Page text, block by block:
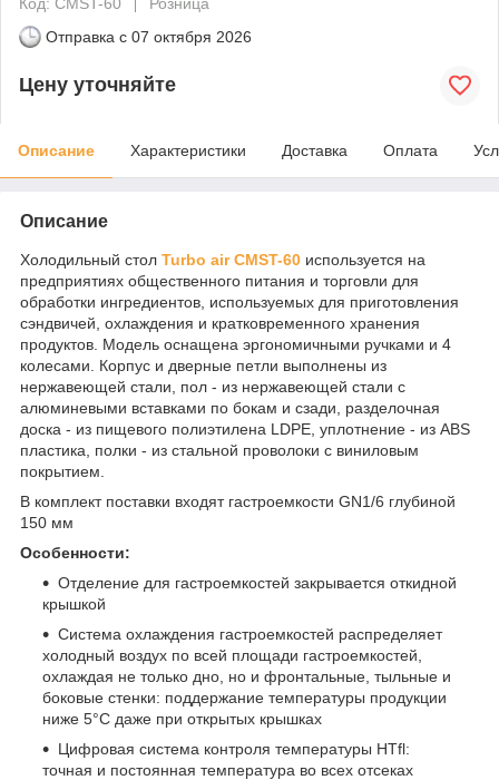
Отправка с 07 октября 2026
Цену уточняйте
Описание Характеристики Доставка Оплата
Описание
Холодильный стол Turbo air CMST-60 используется на
предприятиях общественного питания и торговли для
обработки ингредиентов, используемых для приготовления
сэндвичей, охлаждения и кратковременного хранения
продуктов. Модель оснащена эргономичными ручками и 4
колесами. Корпус и дверные петли выполнены из
нержавеющей стали, пол - из нержавеющей стали с
алюминевыми вставками по бокам и сзади, разделочная
доска - из пищевого полиэтилена LDPE, уплотнение - из ABS
пластика, полки - из стальной проволоки с виниловым
покрытием.
В комплект поставки входят гастроемкости GN1/6 глубиной
150 мм
Особенности:
Отделение для гастроемкостей закрывается откидной
крышкой
Система охлаждения гастроемкостей распределяет
холодный воздух по всей площади гастроемкостей,
охлаждая не только дно, но и фронтальные, тыльные и
боковые стенки: поддержание температуры продукции
ниже 5°С даже при открытых крышках
Цифровая система контроля температуры HTfl:
точная и постоянная температура во всех отсеках